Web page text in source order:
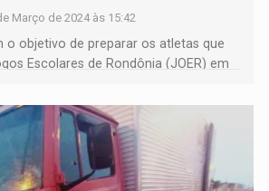
Março de 2024 às 15:42
objetivo de preparar os atletas que
Escolares de Rondônia (JOER) em